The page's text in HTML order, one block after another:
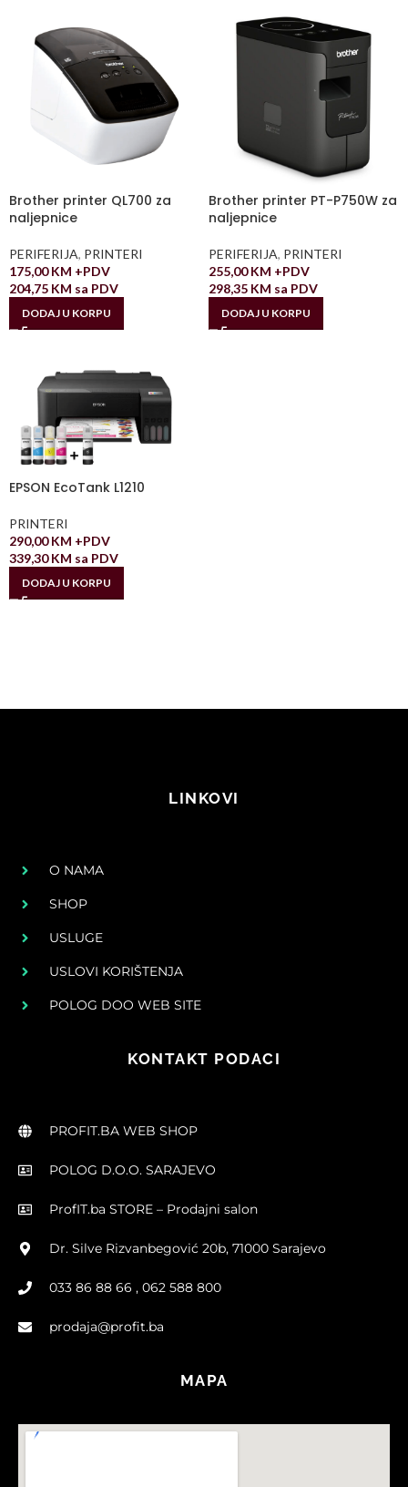
Brother printer QL700 za
naljepnice
PERIFERIJA, PRINTERI
175,00KM +PDV
204,75 KM sa PDV
DODAJ U KORPU
Brother printer PT-P750W za
naljepnice
PERIFERIJA, PRINTERI
255,00KM +PDV
298,35 KM sa PDV
DODAJ U KORPU
EPSON EcoTank L1210
PRINTERI
290,00KM +PDV
339,30KM sa PDV
DODAJ U KORPU
LINKOVI
O NAMA
SHOP
USLUGE
USLOVI KORIŠTENJA
POLOG DOO WEB SITE
KONTAKT PODACI
PROFIT.BA WEB SHOP
POLOG D.O.O. SARAJEVO
ProfIT.ba STORE – Prodajni salon
Dr. Silve Rizvanbegović 20b, 71000 Sarajevo
033 86 88 66 , 062 588 800
prodaja@profit.ba
MAPA